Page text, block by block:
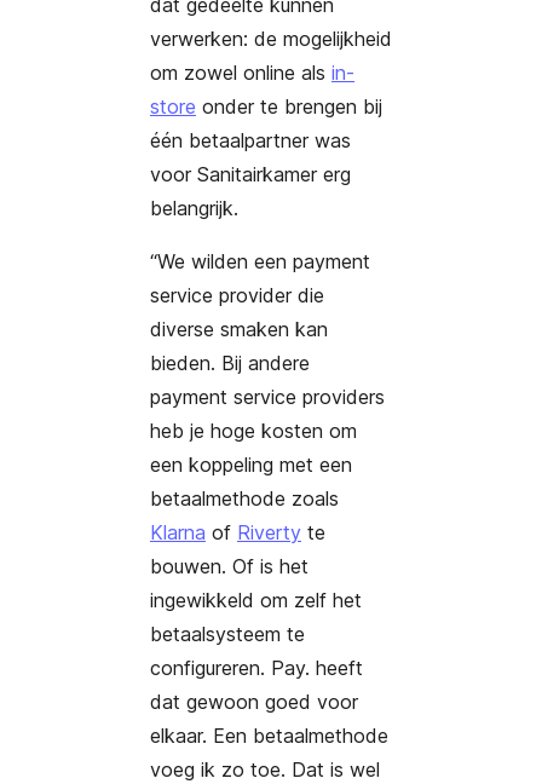
dát gedeelte kunnen
verwerken: de mogelijkheid
om zowel online als in-
store onder te brengen bij
één betaalpartner was
voor Sanitairkamer erg
belangrijk.
“We wilden een payment
service provider die
diverse smaken kan
bieden. Bij andere
payment service providers
heb je hoge kosten om
een koppeling met een
betaalmethode zoals
Klarna of Riverty te
bouwen. Of is het
ingewikkeld om zelf het
betaalsysteem te
configureren. Pay. heeft
dat gewoon goed voor
elkaar. Een betaalmethode
voeg ik zo toe. Dat is wel